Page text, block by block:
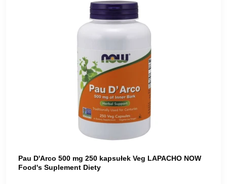
Pau D'Arco 500 mg 250 kapsułek Veg LAPACHO NOW
Food's Suplement Diety